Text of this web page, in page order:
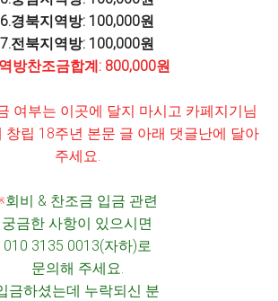
6.경북지역방: 100,000원
7.전북지역방: 100,000원
방찬조금합계: 800,000원
여부는 이곳에 달지 마시고 카페지기님
창립 18주년 본문 글 아래 댓글난에 달아
주세요.
회비 & 찬조금 입금 관련
궁금한 사항이 있으시면
010 3135 0013(자하)로
문의해 주세요.
금하셨는데 누락되신 분